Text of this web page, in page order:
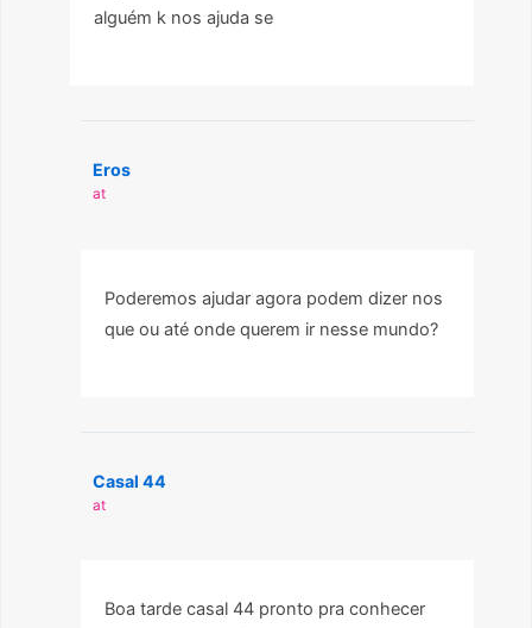
alguém k nos ajuda se
Eros
at
Poderemos ajudar agora podem dizer nos
que ou até onde querem ir nesse mundo?
Casal 44
at
Boa tarde casal 44 pronto pra conhecer